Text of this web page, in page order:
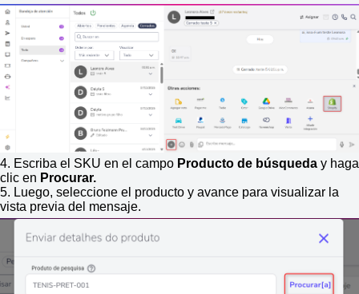
4. Escriba el SKU en el campo Producto de búsqueda y haga
clic en Procurar.
5. Luego, seleccione el producto y avance para visualizar la
vista previa del mensaje.